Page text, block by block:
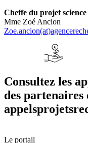
Cheffe du projet
Mme Zoé Ancion
Consultez les
des
Le portail